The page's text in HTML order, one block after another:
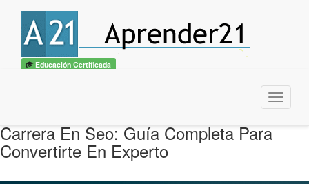
Educación Certificada
Menu
Carrera En Seo: Guía Completa Para
Convertirte En Experto